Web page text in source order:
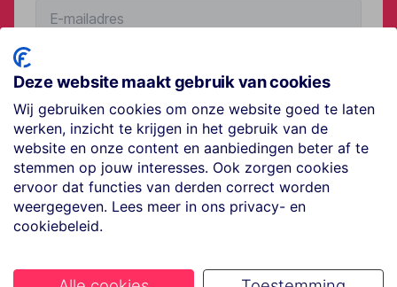
Volg ons op social media
Deze website maakt gebruik van cookies
Wij gebruiken cookies om onze website goed te laten
werken, inzicht te krijgen in het gebruik van de
website en onze content en aanbiedingen beter af te
stemmen op jouw interesses. Ook zorgen cookies
ervoor dat functies van derden correct worden
weergegeven. Lees meer in ons privacy- en
cookiebeleid.